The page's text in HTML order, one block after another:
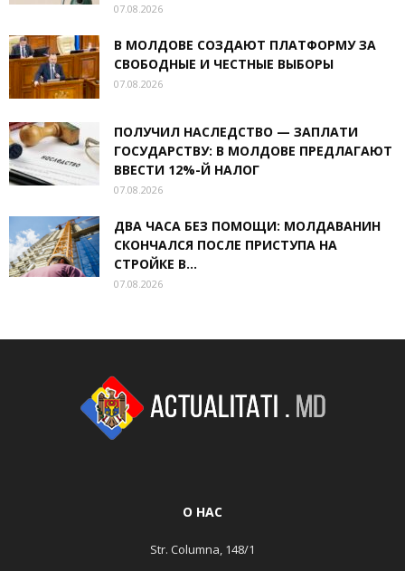
07.08.2026
В МОЛДОВЕ СОЗДАЮТ ПЛАТФОРМУ ЗА
СВОБОДНЫЕ И ЧЕСТНЫЕ ВЫБОРЫ
07.08.2026
ПОЛУЧИЛ НАСЛЕДСТВО — ЗАПЛАТИ
ГОСУДАРСТВУ: В МОЛДОВЕ ПРЕДЛАГАЮТ
ВВЕСТИ 12%-Й НАЛОГ
07.08.2026
ДВА ЧАСА БЕЗ ПОМОЩИ: МОЛДАВАНИН
СКОНЧАЛСЯ ПОСЛЕ ПРИСТУПА НА
СТРОЙКЕ В...
07.08.2026
О НАС
Str. Columna, 148/1